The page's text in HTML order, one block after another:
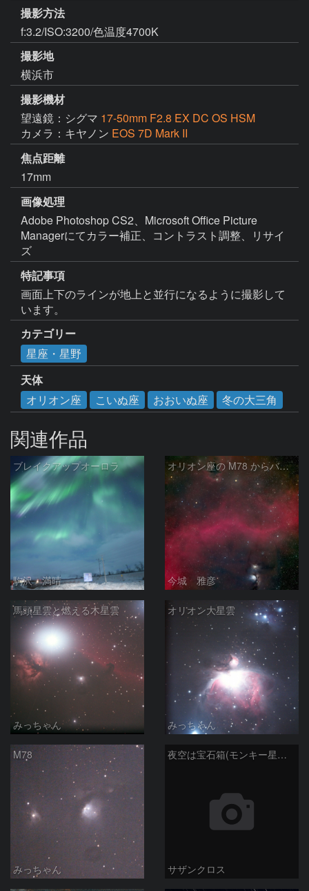
撮影方法
f:3.2/ISO:3200/色温度4700K
撮影地
横浜市
撮影機材
望遠鏡：シグマ 17-50mm F2.8 EX DC OS HSM
カメラ：キヤノン EOS 7D Mark II
焦点距離
17mm
画像処理
Adobe Photoshop CS2、Microsoft Office Picture
Managerにてカラー補正、コントラスト調整、リサイ
ズ
特記事項
画面上下のラインが地上と並行になるように撮影して
います。
カテゴリー
星座・星野
天体
オリオン座
こいぬ座 おおいぬ座 冬の大三角
関連作品
ブレイクアップオーロラ
駒沢 満晴
オリオン座の M78 からバーナードループをまたいで LDN1622あたり
今城 雅彦
馬頭星雲と燃える木星雲
みっちゃん
オリオン大星雲
みっちゃん
M78
みっちゃん
夜空は宝石箱(モンキー星雲 NGC2174) Seestar50
サザンクロス